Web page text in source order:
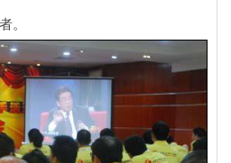
。